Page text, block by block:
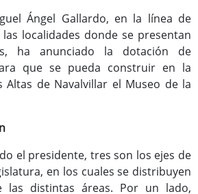
Ángel Gallardo, en la línea de
localidades donde se presentan
ha anunciado la dotación de
que se pueda construir en la
Altas de Navalvillar el Museo de la
el presidente, tres son los ejes de
en los cuales se distribuyen
las distintas áreas. Por un lado,